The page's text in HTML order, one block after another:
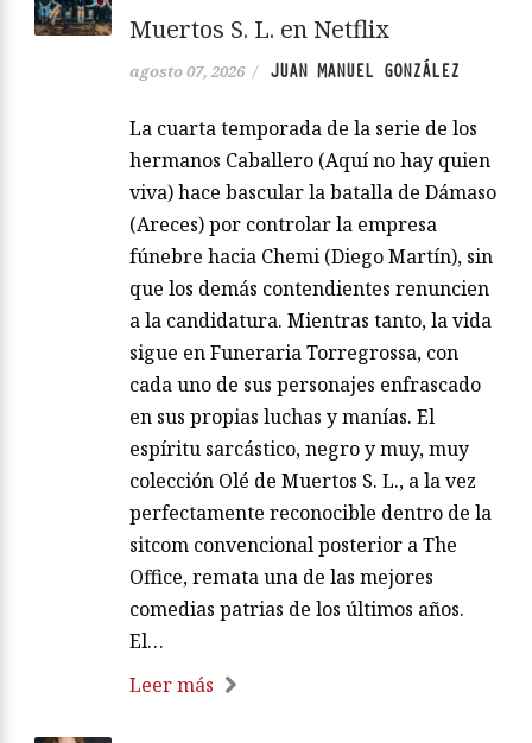
Muertos S. L. en Netflix
agosto 07, 2026 / JUAN MANUEL GONZÁLEZ
La cuarta temporada de la serie de los
hermanos Caballero (Aquí no hay quien
viva) hace bascular la batalla de Dámaso
(Areces) por controlar la empresa
fúnebre hacia Chemi (Diego Martín), sin
que los demás contendientes renuncien
a la candidatura. Mientras tanto, la vida
sigue en Funeraria Torregrossa, con
cada uno de sus personajes enfrascado
en sus propias luchas y manías. El
espíritu sarcástico, negro y muy, muy
colección Olé de Muertos S. L., a la vez
perfectamente reconocible dentro de la
sitcom convencional posterior a The
Office, remata una de las mejores
comedias patrias de los últimos años.
El…
Leer más